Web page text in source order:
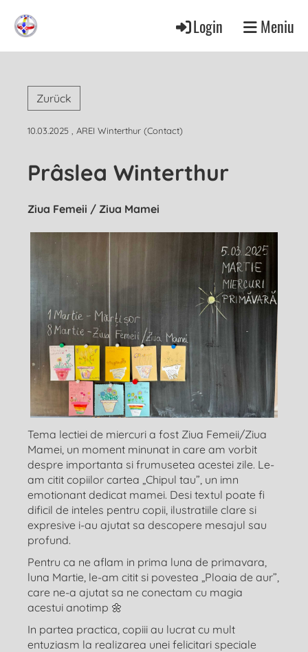
Login Meniu
Zurück
10.03.2025 , AREI Winterthur (Contact)
Prâslea Winterthur
Ziua Femeii / Ziua Mamei
Tema lectiei de miercuri a fost Ziua Femeii/Ziua
Mamei, un moment minunat in care am vorbit
despre importanta si frumusetea acestei zile. Le-
am citit copiilor cartea „Chipul tau”, un imn
emotionant dedicat mamei. Desi textul poate fi
dificil de inteles pentru copii, ilustratiile clare si
expresive i-au ajutat sa descopere mesajul sau
profund.
Pentru ca ne aflam in prima luna de primavara,
luna Martie, le-am citit si povestea „Ploaia de aur”,
care ne-a ajutat sa ne conectam cu magia
acestui anotimp 🌼
In partea practica, copiii au lucrat cu mult
entuziasm la realizarea unei felicitari speciale